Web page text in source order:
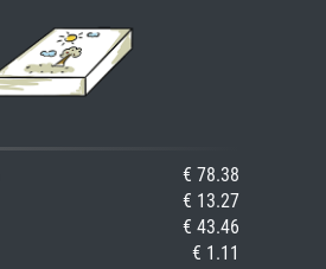
€ 78.38
€ 13.27
€ 43.46
€ 1.11